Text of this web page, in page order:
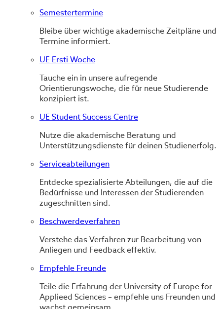
Semestertermine
Bleibe über wichtige akademische Zeitpläne und
Termine informiert.
UE Ersti Woche
Tauche ein in unsere aufregende
Orientierungswoche, die für neue Studierende
konzipiert ist.
UE Student Success Centre
Nutze die akademische Beratung und
Unterstützungsdienste für deinen Studienerfolg.
Serviceabteilungen
Entdecke spezialisierte Abteilungen, die auf die
Bedürfnisse und Interessen der Studierenden
zugeschnitten sind.
Beschwerdeverfahren
Verstehe das Verfahren zur Bearbeitung von
Anliegen und Feedback effektiv.
Empfehle Freunde
Teile die Erfahrung der University of Europe for
Applieed Sciences – empfehle uns Freunden und